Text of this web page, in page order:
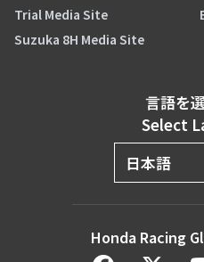
Trial Media Site
Suzuka 8H Media Site
言語を
Select
Honda Racing